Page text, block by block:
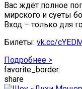
Вас ждёт полное
мирского и суеты
Вход – только для
Билеты: vk.cc/
Подробнее >
favorite_border
share